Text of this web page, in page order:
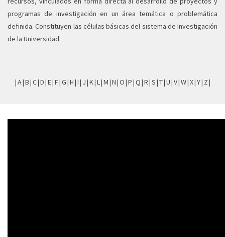
programas de investigación en un área temática o problemática
definida. Constituyen las células básicas del sistema de Investigación
de la Universidad.
|A|B|C|D|E|F|G|H|I| J|K|L|M|N|O|P|Q|R|S|T|U|V|W|X|Y| Z|